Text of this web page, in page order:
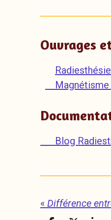
Ouvrages
Magnétisme
Blog
« Différence